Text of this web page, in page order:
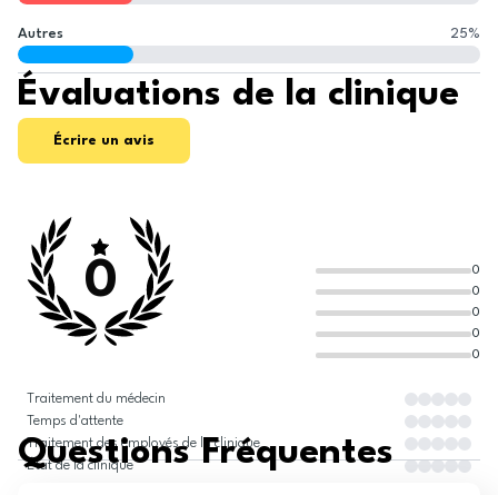
Autres 25%
Évaluations de la clinique
Écrire un avis
0
0
0
0
0
0
Traitement du médecin
Temps d'attente
Traitement des employés de la clinique
État de la clinique
Questions Fréquentes